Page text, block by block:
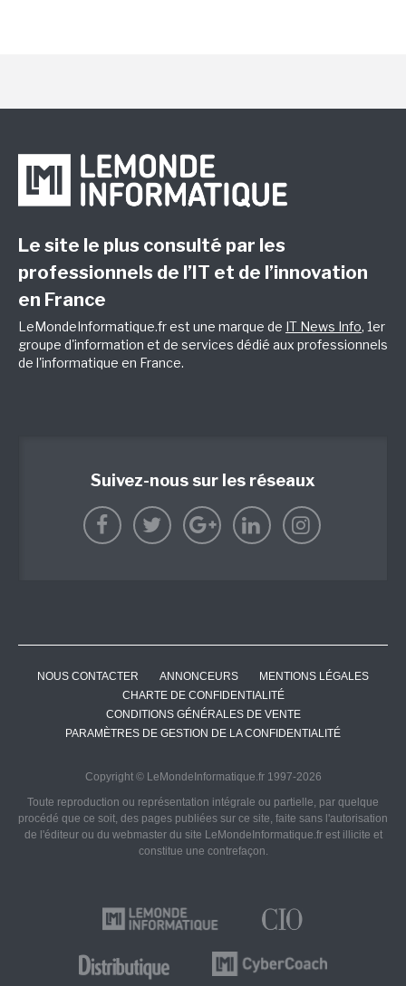
Le site le plus consulté par les
professionnels de l’IT et de l’innovation
en France
LeMondeInformatique.fr est une marque de IT News Info, 1er
groupe d'information et de services dédié aux professionnels
de l'informatique en France.
Suivez-nous sur les réseaux
NOUS CONTACTER ANNONCEURS
MENTIONS LÉGALES
CHARTE DE CONFIDENTIALITÉ
CONDITIONS GÉNÉRALES DE VENTE
PARAMÈTRES DE GESTION DE LA CONFIDENTIALITÉ
Copyright © LeMondeInformatique.fr 1997-2026
Toute reproduction ou représentation intégrale ou partielle, par quelque
procédé que ce soit, des pages publiées sur ce site, faite sans l'autorisation
de l'éditeur ou du webmaster du site LeMondeInformatique.fr est illicite et
constitue une contrefaçon.